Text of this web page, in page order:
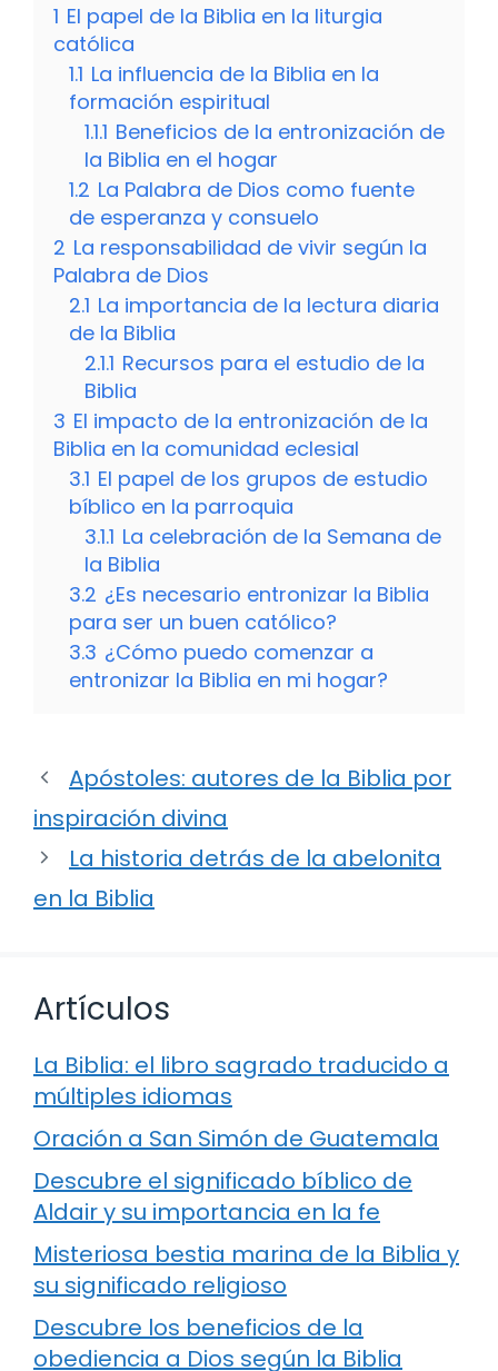
1 El papel de la Biblia en la liturgia
católica
1.1 La influencia de la Biblia en la
formación espiritual
1.1.1 Beneficios de la entronización de
la Biblia en el hogar
1.2 La Palabra de Dios como fuente
de esperanza y consuelo
2 La responsabilidad de vivir según la
Palabra de Dios
2.1 La importancia de la lectura diaria
de la Biblia
2.1.1 Recursos para el estudio de la
Biblia
3 El impacto de la entronización de la
Biblia en la comunidad eclesial
3.1 El papel de los grupos de estudio
bíblico en la parroquia
3.1.1 La celebración de la Semana de
la Biblia
3.2 ¿Es necesario entronizar la Biblia
para ser un buen católico?
3.3 ¿Cómo puedo comenzar a
entronizar la Biblia en mi hogar?
Apóstoles: autores de la Biblia por
inspiración divina
La historia detrás de la abelonita
en la Biblia
Artículos
La Biblia: el libro sagrado traducido a
múltiples idiomas
Oración a San Simón de Guatemala
Descubre el significado bíblico de
Aldair y su importancia en la fe
Misteriosa bestia marina de la Biblia y
su significado religioso
Descubre los beneficios de la
obediencia a Dios según la Biblia